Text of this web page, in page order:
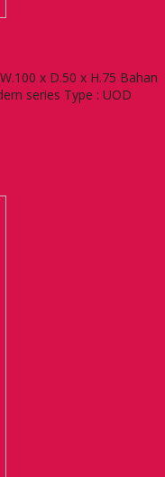
x D.50 x H.75 Bahan
series Type : UOD